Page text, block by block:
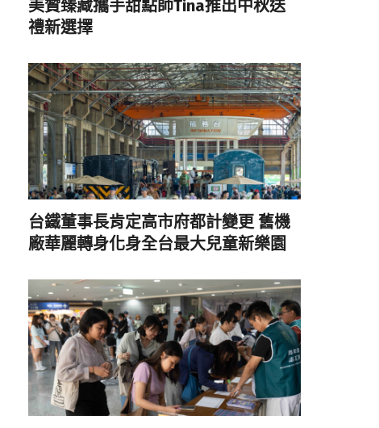
美贊臻藏攜手甜點師Tina推出中秋送
禮新選擇
台鐵董事長肯定高市府都計變更 舊機
廠華麗轉身化身全台最大兒童新樂園